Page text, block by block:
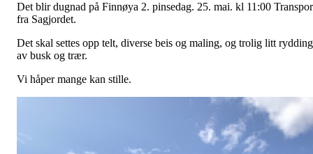
Det blir dugnad på Finnøya 2. pinsedag. 25. mai. kl 11:00
fra Sagjordet.
Det skal settes opp telt, diverse beis og maling, og trolig litt rydding
av busk og trær.
Vi håper mange kan stille.